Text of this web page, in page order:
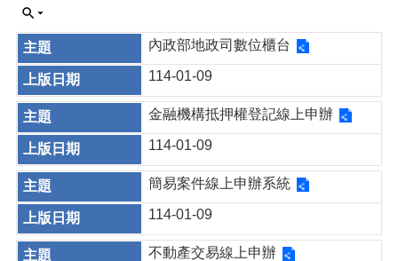
內政部地政司數位櫃台
114-01-09
金融機構抵押權登記線上申辦
114-01-09
簡易案件線上申辦系統
114-01-09
不動產交易線上申辦